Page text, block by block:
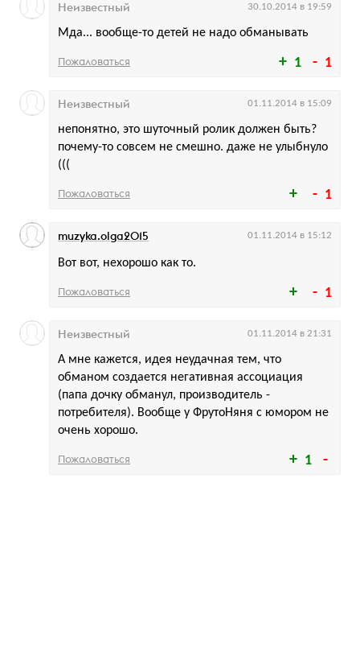
1 1
Мда... вообще-то детей не надо обманывать
Неизвестный 30.10.2014 в 19:59
Пожаловаться
1
непонятно, это шуточный ролик должен быть?
почему-то совсем не смешно. даже не улыбнуло
(((
Неизвестный 01.11.2014 в 15:09
Пожаловаться
1
Вот вот, нехорошо как то.
muzyka.olga2015 01.11.2014 в 15:12
Пожаловаться
1
А мне кажется, идея неудачная тем, что
обманом создается негативная ассоциация
(папа дочку обманул, производитель -
потребителя). Вообще у ФрутоНяня с юмором не
очень хорошо.
Неизвестный 01.11.2014 в 21:31
Пожаловаться